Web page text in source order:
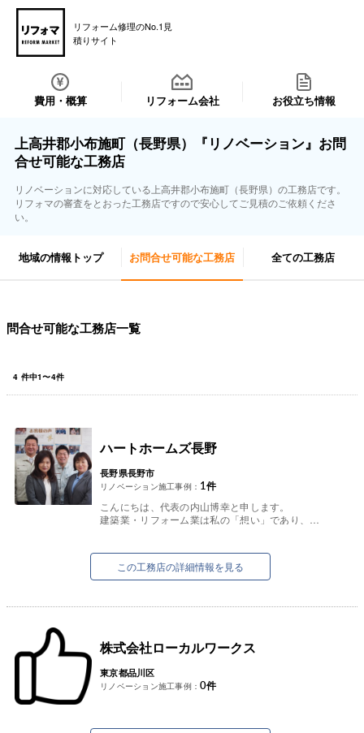
リフォーム修理のNo.1見
積りサイト
費用・概算 リフォーム会社 お役立ち情報
上高井郡小布施町（長野県）『リノベーション』お問
合せ可能な工務店
リノベーションに対応している上高井郡小布施町（長野県）の工務店です。
リフォマの審査をとおった工務店ですので安心してご見積のご依頼くださ
い。
地域の情報トップ お問合せ可能な工務店 全ての工務店
問合せ可能な工務店一覧
4 件中1〜4件
ハートホームズ長野
長野県長野市
リノベーション施工事例： 1件
こんにちは、代表の内山博幸と申します。
建築業・リフォーム業は私の「想い」であり、
とはありません...
この工務店の詳細情報を見る
株式会社ローカルワークス
東京都品川区
リノベーション施工事例： 0件